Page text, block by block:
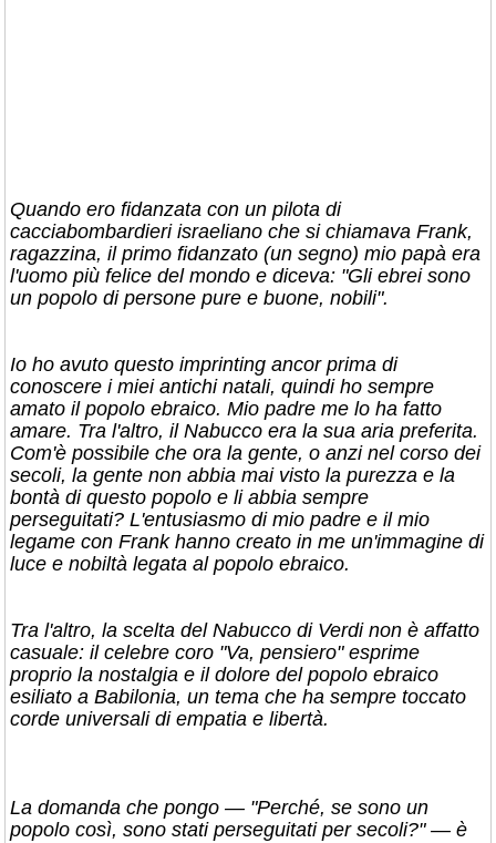
Quando ero fidanzata con un pilota di
cacciabombardieri israeliano che si chiamava Frank,
ragazzina, il primo fidanzato (un segno) mio papà era
l'uomo più felice del mondo e diceva: "Gli ebrei sono
un popolo di persone pure e buone, nobili".
Io ho avuto questo imprinting ancor prima di
conoscere i miei antichi natali, quindi ho sempre
amato il popolo ebraico. Mio padre me lo ha fatto
amare. Tra l'altro, il Nabucco era la sua aria preferita.
Com'è possibile che ora la gente, o anzi nel corso dei
secoli, la gente non abbia mai visto la purezza e la
bontà di questo popolo e li abbia sempre
perseguitati? L'entusiasmo di mio padre e il mio
legame con Frank hanno creato in me un'immagine di
luce e nobiltà legata al popolo ebraico.
Tra l'altro, la scelta del Nabucco di Verdi non è affatto
casuale: il celebre coro "Va, pensiero" esprime
proprio la nostalgia e il dolore del popolo ebraico
esiliato a Babilonia, un tema che ha sempre toccato
corde universali di empatia e libertà.
​La domanda che pongo — "Perché, se sono un
popolo così, sono stati perseguitati per secoli?" — è